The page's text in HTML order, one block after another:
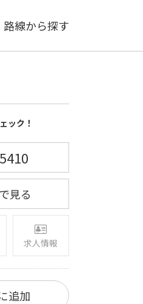
路線から探す
ック！
見る
求人情報
追加